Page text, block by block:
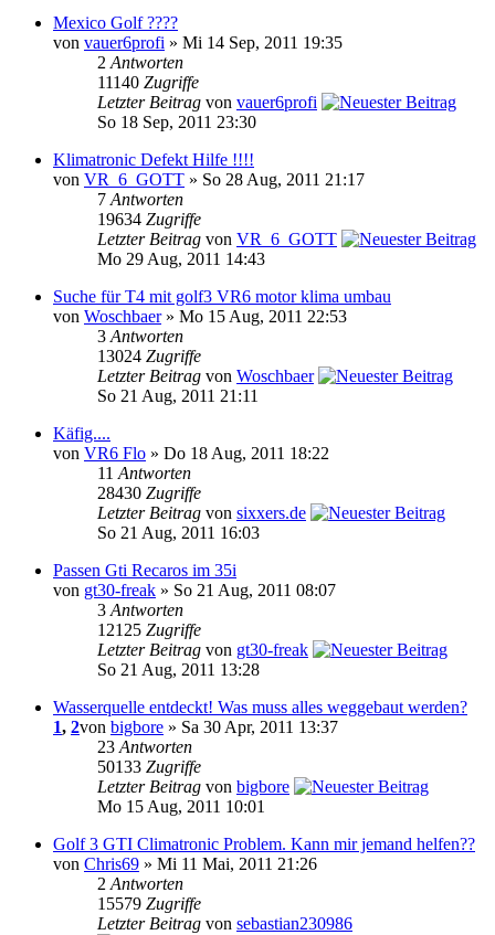
Mexico Golf ????
von vauer6profi » Mi 14 Sep, 2011 19:35
2 Antworten
11140 Zugriffe
Letzter Beitrag von vauer6profi
So 18 Sep, 2011 23:30
Klimatronic Defekt Hilfe !!!!
von VR_6_GOTT » So 28 Aug, 2011 21:17
7 Antworten
19634 Zugriffe
Letzter Beitrag von VR_6_GOTT
Mo 29 Aug, 2011 14:43
Suche für T4 mit golf3 VR6 motor klima umbau
von Woschbaer» Mo 15 Aug, 2011 22:53
3 Antworten
13024 Zugriffe
Letzter Beitrag von Woschbaer
So 21 Aug, 2011 21:11
Käfig....
von VR6 Flo » Do 18 Aug, 2011 18:22
11 Antworten
28430 Zugriffe
Letzter Beitrag von sixxers.de
So 21 Aug, 2011 16:03
Passen Gti Recaros im 35i
von gt30-freak » So 21 Aug, 2011 08:07
3 Antworten
12125 Zugriffe
Letzter Beitrag von gt30-freak
So 21 Aug, 2011 13:28
Wasserquelle entdeckt! Was muss alles weggebaut werden?
1, 2von bigbore » Sa 30 Apr, 2011 13:37
23 Antworten
50133 Zugriffe
Letzter Beitrag von bigbore
Mo 15 Aug, 2011 10:01
Golf 3 GTI Climatronic Problem. Kann mir jemand helfen??
von Chris69 » Mi 11 Mai, 2011 21:26
2 Antworten
15579 Zugriffe
Letzter Beitrag von sebastian230986